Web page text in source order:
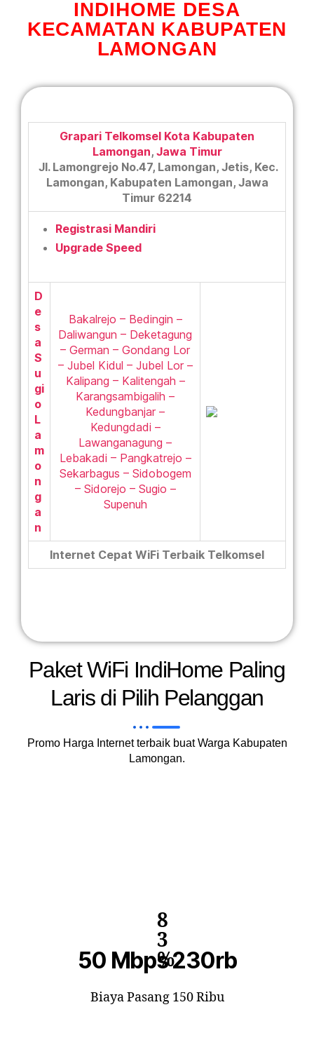
INDIHOME DESA
KECAMATAN KABUPATEN
LAMONGAN
Grapari Telkomsel Kota Kabupaten
Lamongan, Jawa Timur
Jl. Lamongrejo No.47, Lamongan, Jetis, Kec.
Lamongan, Kabupaten Lamongan, Jawa
Timur 62214
Registrasi Mandiri
Upgrade Speed
D
e
s
a
S
u
gi
o
L
a
m
o
n
g
a
n
Bakalrejo – Bedingin –
Daliwangun – Deketagung
– German – Gondang Lor
– Jubel Kidul – Jubel Lor –
Kalipang – Kalitengah –
Karangsambigalih –
Kedungbanjar –
Kedungdadi –
Lawanganagung –
Lebakadi – Pangkatrejo –
Sekarbagus – Sidobogem
– Sidorejo – Sugio –
Supenuh
Internet Cepat WiFi Terbaik Telkomsel
Paket WiFi IndiHome Paling
Laris di Pilih Pelanggan
Promo Harga Internet terbaik buat Warga Kabupaten
Lamongan.
8
3
%
50 Mbps 230rb
Biaya Pasang 150 Ribu